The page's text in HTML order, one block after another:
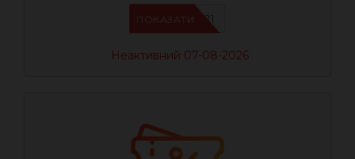
IFPYLM21
ПОКАЗАТИ
Неактивний 07-08-2026